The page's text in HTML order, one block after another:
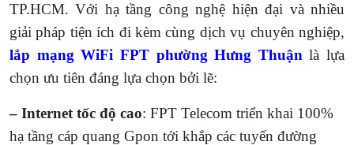
TP.HCM. Với hạ tầng công nghệ hiện đại và nhiều
giải pháp tiện ích đi kèm cùng dịch vụ chuyên nghiệp,
lắp mạng WiFi FPT phường Hưng Thuậnlà lựa
chọn ưu tiên đáng lựa chọn bởi lẽ:
– Internet tốc độ cao: FPT Telecom triển khai 100%
hạ tầng cáp quang Gpon tới khắp các tuyến đường